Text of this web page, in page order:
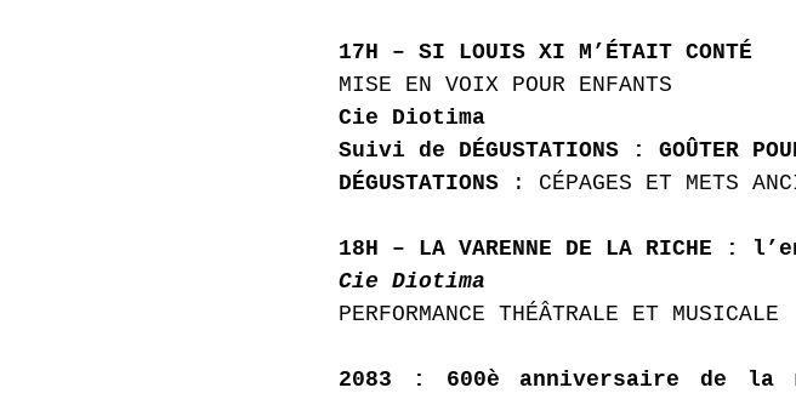
17H – SI LOUIS XI M’ÉTAIT CONTÉ
MISE EN VOIX POUR ENFANTS
Cie Diotima
Suivi de DÉGUSTATIONS : GOÛTER
DÉGUSTATIONS
: CÉPAGES ET METS
18H – LA VARENNE DE LA RICHE :
Cie Diotima
PERFORMANCE THÉÂTRALE ET MUSICALE
2083 : 600è anniversaire de la